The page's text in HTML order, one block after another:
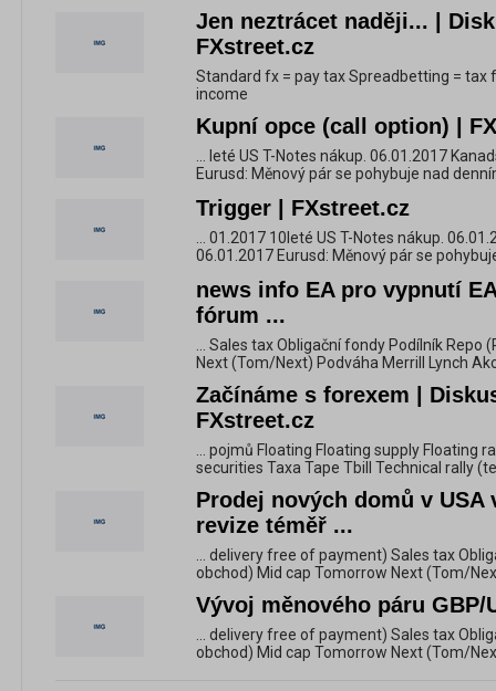
Jen neztrácet naději... |
FXstreet.cz
Standard fx = pay tax Spreadbetting = tax
income
Kupní opce (call option) |
... leté US T-Notes nákup. 06.01.2017
Eurusd: Měnový pár se pohybuje nad
Trigger | FXstreet.cz
... 01.2017 10leté US T-Notes nákup.
06.01.2017 Eurusd: Měnový pár se
news info EA pro vypnutí
fórum ...
... Sales tax Obligační fondy Podílník Repo
Next (Tom/Next) Podváha Merrill Lynch
Začínáme s forexem |
FXstreet.cz
... pojmů Floating Floating supply Floating
securities Taxa Tape Tbill Technical rally
Prodej nových domů v USA
revize téměř ...
... delivery free of payment) Sales tax
obchod) Mid cap Tomorrow Next (Tom/
Vývoj měnového páru GBP/
... delivery free of payment) Sales tax
obchod) Mid cap Tomorrow Next (Tom/